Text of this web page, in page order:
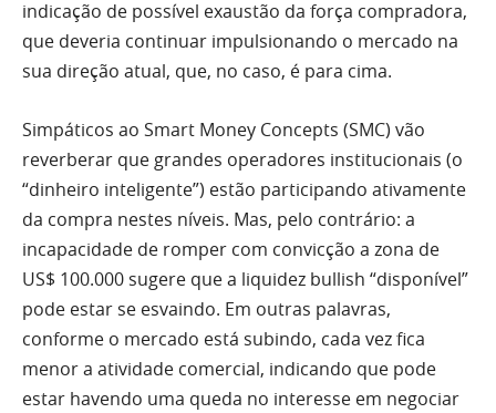
indicação de possível exaustão da força compradora,
que deveria continuar impulsionando o mercado na
sua direção atual, que, no caso, é para cima.
Simpáticos ao Smart Money Concepts (SMC) vão
reverberar que grandes operadores institucionais (o
“dinheiro inteligente”) estão participando ativamente
da compra nestes níveis. Mas, pelo contrário: a
incapacidade de romper com convicção a zona de
US$ 100.000 sugere que a liquidez bullish “disponível”
pode estar se esvaindo. Em outras palavras,
conforme o mercado está subindo, cada vez fica
menor a atividade comercial, indicando que pode
estar havendo uma queda no interesse em negociar